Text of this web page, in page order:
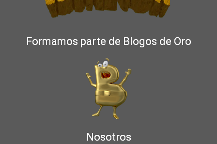
Formamos parte de Blogos de Oro
Nosotros